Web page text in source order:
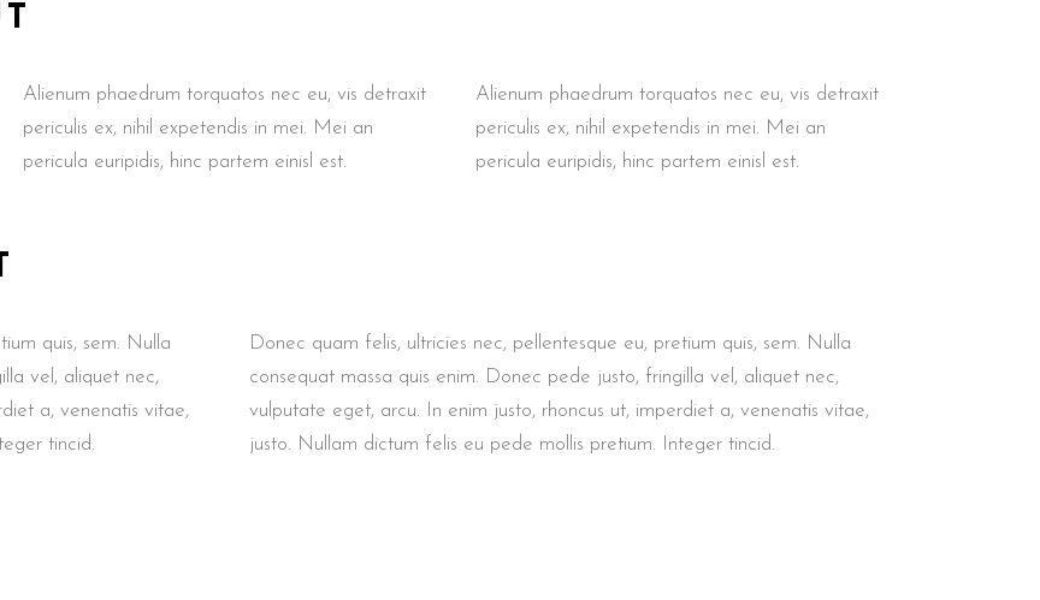
Alienum phaedrum torquatos nec eu, vis detraxit
periculis ex, nihil expetendis in mei. Mei an
pericula euripidis, hinc partem einisl est.
Alienum phaedrum torquatos nec eu, vis detraxit
periculis ex, nihil expetendis in mei. Mei an
pericula euripidis, hinc partem einisl est.
quis, sem. Nulla
vel, aliquet nec,
a, venenatis vitae,
tincid.
Donec quam felis, ultricies nec, pellentesque eu, pretium quis, sem. Nulla
consequat massa quis enim. Donec pede justo, fringilla vel, aliquet nec,
vulputate eget, arcu. In enim justo, rhoncus ut, imperdiet a, venenatis vitae,
justo. Nullam dictum felis eu pede mollis pretium. Integer tincid.